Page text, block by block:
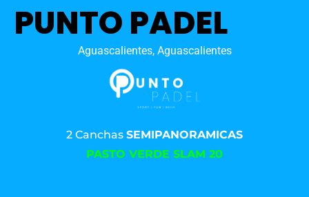
PUNTO PADEL
Aguascalientes, Aguascalientes
2 Canchas SEMIPANORAMICAS
PASTO VERDE SLAM 20